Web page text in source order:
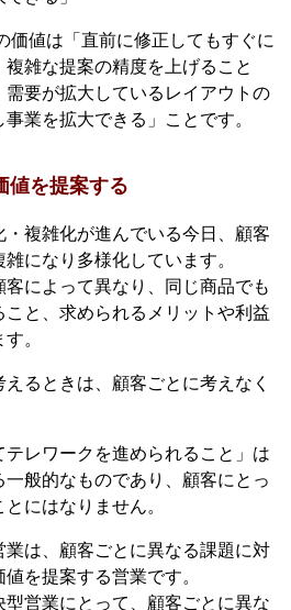
価値は「直前に修正してもすぐに
雑な提案の精度を上げること
要が拡大しているレイアウトの
業を拡大できる」ことです。
値を提案する
複雑化が進んでいる今日、顧客
になり多様化しています。
によって異なり、同じ商品でも
と、求められるメリットや利益
。
るときは、顧客ごとに考えなく
テレワークを進められること」は
般的なものであり、顧客にとっ
にはなりません。
は、顧客ごとに異なる課題に対
を提案する営業です。
営業にとって、顧客ごとに異な